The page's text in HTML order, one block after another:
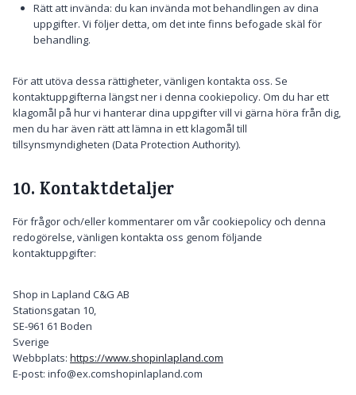
Rätt att invända: du kan invända mot behandlingen av dina
uppgifter. Vi följer detta, om det inte finns befogade skäl för
behandling.
För att utöva dessa rättigheter, vänligen kontakta oss. Se
kontaktuppgifterna längst ner i denna cookiepolicy. Om du har ett
klagomål på hur vi hanterar dina uppgifter vill vi gärna höra från dig,
men du har även rätt att lämna in ett klagomål till
tillsynsmyndigheten (Data Protection Authority).
10. Kontaktdetaljer
För frågor och/eller kommentarer om vår cookiepolicy och denna
redogörelse, vänligen kontakta oss genom följande
kontaktuppgifter:
Shop in Lapland C&G AB
Stationsgatan 10,
SE-961 61 Boden
Sverige
Webbplats: https://www.shopinlapland.com
E-post: info@ex.comshopinlapland.com